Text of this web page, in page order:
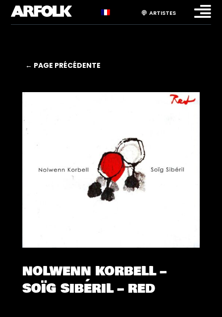
ARTISTES 
← PAGE PRÉCÉDENTE
NOLWENN KORBELL –
SOÏG SIBÉRIL – RED